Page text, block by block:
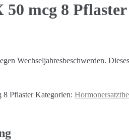
mcg 8
Wechseljahresbeschwerden.
8 Pflaster Kategorien: